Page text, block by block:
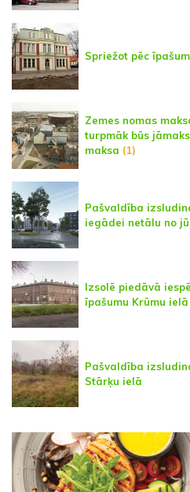
Spriežot pēc
Zemes nomas
turpmāk būs
maksa (1)
Pašvaldība
iegādei netālu no
Izsolē piedāvā
īpašumu Krūmu
Pašvaldība
Stārķu ielā